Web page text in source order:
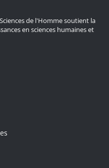
de l'Homme soutient la
en sciences humaines et